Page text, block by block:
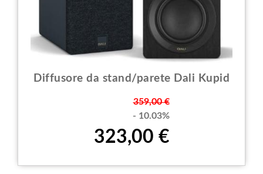
Diffusore da stand/parete Dali Kupid
359,00 €
- 10.03%
323,00 €